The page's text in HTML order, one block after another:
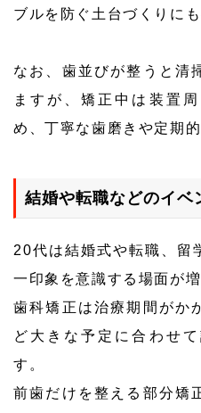
ブルを防ぐ土台づくりにも
なお、歯並びが整うと清
ますが、矯正中は装置
め、丁寧な歯磨きや定期
結婚や転職などのイベ
20代は結婚式や転職、留
一印象を意識する場面が
歯科矯正は治療期間がか
ど大きな予定に合わせ
す。
前歯だけを整える部分矯